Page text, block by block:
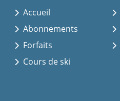
Accueil
Abonnements
Forfaits
Cours de ski